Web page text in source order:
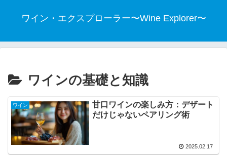
ワイン・エクスプローラー〜Wine Explorer〜
ワインの基礎と知識
ワイン
甘口ワインの楽しみ方：デザート
だけじゃないペアリング術
2025.02.17